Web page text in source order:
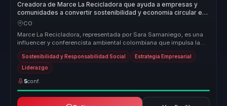
Creadora de Marce La Recicladora que ayuda a empresas y
comunidades a convertir sostenibilidad y economia circular en
accion e impacto positivo.
CO
Marce La Recicladora, representada por Sara Samaniego, es una
influencer y conferencista ambiental colombiana que impulsa la
sostenibilid...
Sostenibilidad y Responsabilidad Social Estrategia Empresarial
Liderazgo
5conf.